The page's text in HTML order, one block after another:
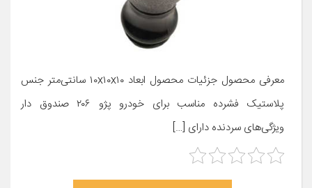
معرفی محصول جزئیات محصول ابعاد ۱۰x۱۰x۱۰ سانتی‌متر جنس
پلاستیک فشرده مناسب برای خودرو پژو ۲۰۶ صندوق دار
ویژگی‌های سردنده دارای […]